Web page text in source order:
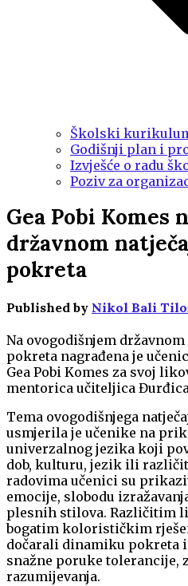
Školski
Godišnji plan i
Izvješće o radu
Poziv za
Gea Pobi Komes
državnom
pokreta
Published by Nikol Bali
Na ovogodišnjem
pokreta nagrađena je
Gea Pobi Komes za svoj
mentorica učiteljica Đurđica
Tema ovogodišnjega
usmjerila je učenike na
univerzalnog jezika koji
dob, kulturu, jezik ili
radovima učenici su
emocije, slobodu
plesnih stilova. Različitim
bogatim kolorističkim
dočarali dinamiku pokreta
snažne poruke tolerancije,
razumijevanja.